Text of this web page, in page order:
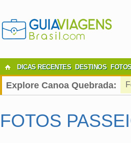
DICAS RECENTES DESTINOS
Explore Canoa Quebrada:
FOTOS